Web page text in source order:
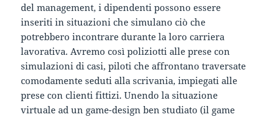
del management, i dipendenti possono essere
inseriti in situazioni che simulano ciò che
potrebbero incontrare durante la loro carriera
lavorativa. Avremo così poliziotti alle prese con
simulazioni di casi, piloti che affrontano traversate
comodamente seduti alla scrivania, impiegati alle
prese con clienti fittizi. Unendo la situazione
virtuale ad un game-design ben studiato (il game